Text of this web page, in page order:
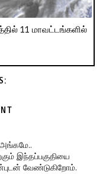
11 மாவட்டங்களில்
இந்தப்பகுதியை
வேண்டுகிறோம்.